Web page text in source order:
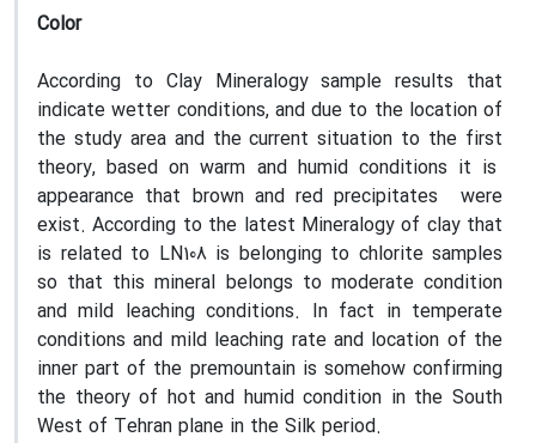
Color
According to Clay Mineralogy sample results that
indicate wetter conditions, and due to the location of
the study area and the current situation to the first
theory, based on warm and humid conditions it is
appearance that brown and red precipitates were
exist. According to the latest Mineralogy of clay that
is related to LN108 is belonging to chlorite samples
so that this mineral belongs to moderate condition
and mild leaching conditions. In fact in temperate
conditions and mild leaching rate and location of the
inner part of the premountain is somehow confirming
the theory of hot and humid condition in the South
West of Tehran plane in the Silk period.